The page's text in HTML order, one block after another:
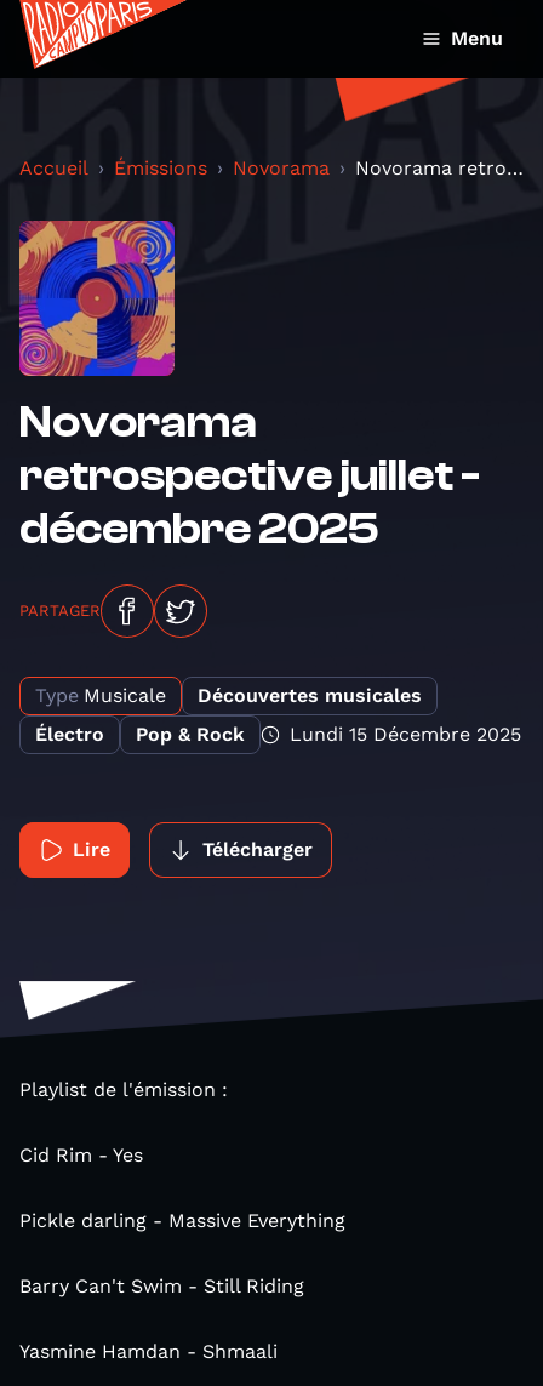
Menu
Accueil Émissions Novorama Novorama retrospective juillet - décembre 2025
Novorama
retrospective juillet -
décembre 2025
PARTAGER
Type Musicale
Découvertes musicales
Électro
Pop & Rock Lundi 15 Décembre 2025
Lire Télécharger
Playlist de l'émission :
Cid Rim - Yes
Pickle darling - Massive Everything
Barry Can't Swim - Still Riding
Yasmine Hamdan - Shmaali